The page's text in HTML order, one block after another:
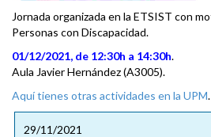
Jornada organizada en la ETSIST con
Personas con Discapacidad.
01/12/2021, de 12:30h a 14:30h.
Aula Javier Hernández (A3005).
Aquí tienes otras actividades en la UPM.
29/11/2021